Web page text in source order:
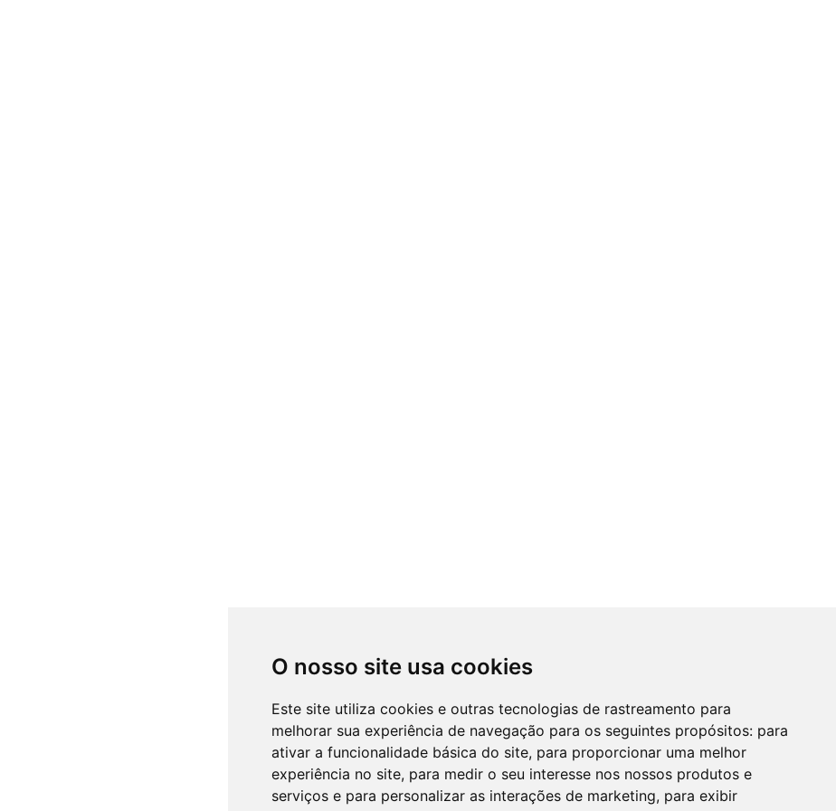
O nosso site usa cookies
Este site utiliza cookies e outras tecnologias de rastreamento para
melhorar sua experiência de navegação para os seguintes propósitos: para
ativar a funcionalidade básica do site, para proporcionar uma melhor
experiência no site, para medir o seu interesse nos nossos produtos e
serviços e para personalizar as interações de marketing, para exibir